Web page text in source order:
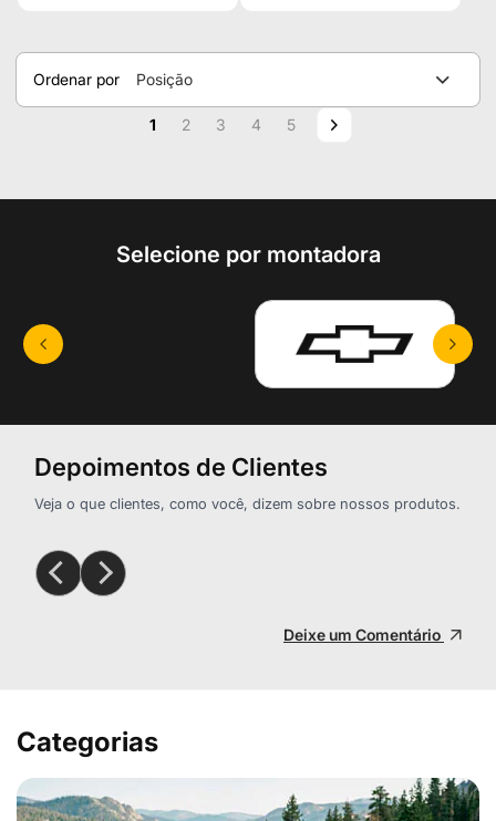
Ordenar por
Posição
Página
Você esta lendo a pagina
1 Página
2 Página
3 Página
4 Página
5 Página
Próximo
Selecione por montadora
Depoimentos de Clientes
Veja o que clientes, como você, dizem sobre nossos produtos.
Deixe um Comentário
Categorias